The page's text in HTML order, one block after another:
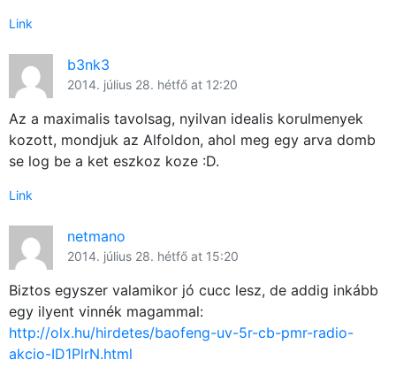
Link
b3nk3
2014. július 28. hétfő at 12:20
Az a maximalis tavolsag, nyilvan idealis korulmenyek
kozott, mondjuk az Alfoldon, ahol meg egy arva domb
se log be a ket eszkoz koze :D.
Link
netmano
2014. július 28. hétfő at 15:20
Biztos egyszer valamikor jó cucc lesz, de addig inkább
egy ilyent vinnék magammal:
http://olx.hu/hirdetes/baofeng-uv-5r-cb-pmr-radio-
akcio-ID1PlrN.html